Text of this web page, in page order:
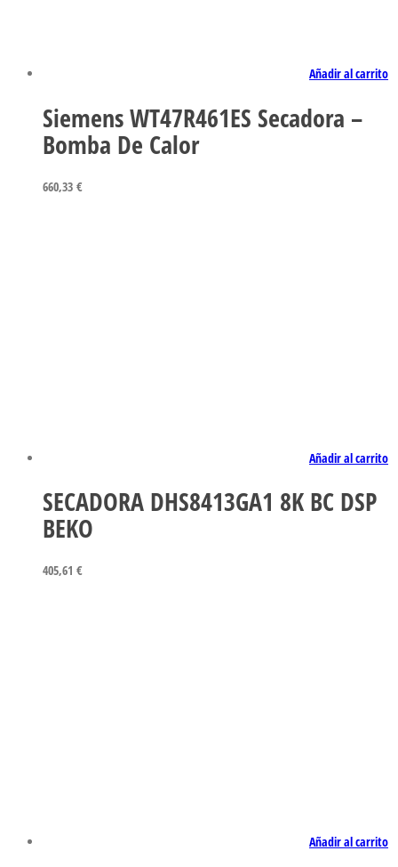
Añadir al carrito
Siemens WT47R461ES Secadora –
Bomba De Calor
660,33 €
Añadir al carrito
SECADORA DHS8413GA1 8K BC DSP
BEKO
405,61 €
Añadir al carrito